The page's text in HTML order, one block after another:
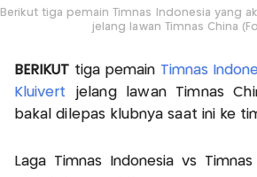
Berikut tiga pemain Timnas Indonesia yang
jelang lawan Timnas China
BERIKUT tiga pemain Timnas
Kluivert
jelang lawan Timnas
bakal dilepas klubnya saat ini ke
Laga Timnas Indonesia vs